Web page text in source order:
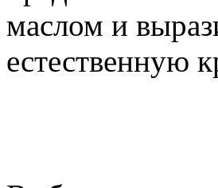
маслом и
естественную